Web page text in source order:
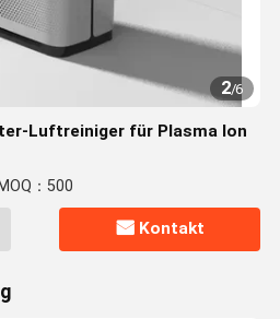
2/6
Luftreiniger für Plasma Ion
MOQ：500
Kontakt